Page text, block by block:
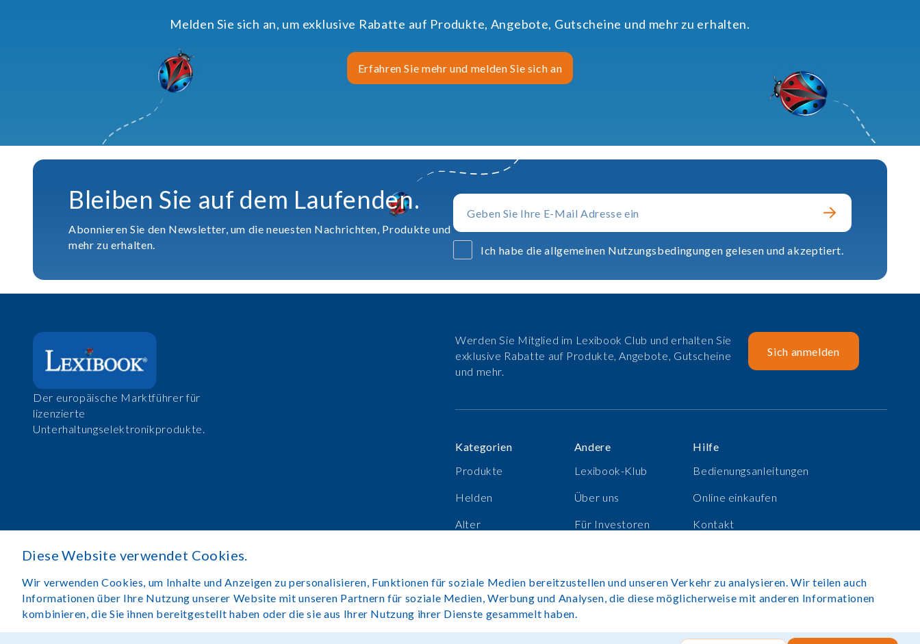
Melden Sie sich an, um exklusive Rabatte auf Produkte, Angebote, Gutscheine und mehr zu erhalten.
Erfahren Sie mehr und melden Sie sich an
Bleiben Sie auf dem Laufenden.
Abonnieren Sie den Newsletter, um die neuesten Nachrichten, Produkte und
mehr zu erhalten.
Ich habe die allgemeinen Nutzungsbedingungen gelesen und akzeptiert.
Der europäische Marktführer für
lizenzierte
Unterhaltungselektronikprodukte.
Werden Sie Mitglied im Lexibook Club und erhalten Sie
exklusive Rabatte auf Produkte, Angebote, Gutscheine
und mehr.
Sich anmelden
Kategorien
Produkte
Helden
Alter
Andere
Lexibook-Klub
Über uns
Für Investoren
Hilfe
Bedienungsanleitungen
Online einkaufen
Kontakt
Copyright©Lexibook 2025. Alle Rechte vorbehalten.Seite von Rush Hour Digital.
Diese Website verwendet Cookies.
Wir verwenden Cookies, um Inhalte und Anzeigen zu personalisieren, Funktionen für soziale Medien bereitzustellen und unseren Verkehr zu analysieren. Wir teilen auch
Informationen über Ihre Nutzung unserer Website mit unseren Partnern für soziale Medien, Werbung und Analysen, die diese möglicherweise mit anderen Informationen
kombinieren, die Sie ihnen bereitgestellt haben oder die sie aus Ihrer Nutzung ihrer Dienste gesammelt haben.